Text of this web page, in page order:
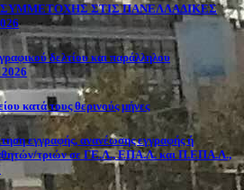
ΣΥΜΜΕΤΟΧΗΣ ΣΤΙΣ ΠΑΝΕΛΛΑΔΙΚΕΣ
δελτίου και παράλληλου
κατά τους θερινούς μήνες
εγγραφής, ανανέωσης εγγραφής ή
τριών σε ΓΕ.Λ., ΕΠΑ.Λ. και Π.ΕΠΑ.Λ.,